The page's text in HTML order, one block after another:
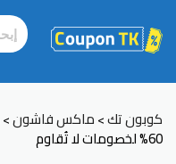
كوبون تك>ماكس فاشون>
60% لخصومات لا تُقاوم